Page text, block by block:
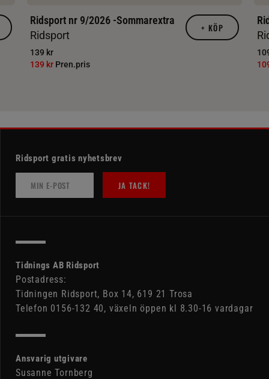
Ridsport nr 9/2026 -Sommarextra
Ridsport
139 kr
139 kr Pren.pris
+ KÖP
Ridsport gratis nyhetsbrev
JA TACK!
Tidnings AB Ridsport
Postadress:
Tidningen Ridsport, Box 14, 619 21 Trosa
Telefon 0156-132 40, växeln öppen kl 8.30-16 vardagar
Ansvarig utgivare
Susanne Tornberg